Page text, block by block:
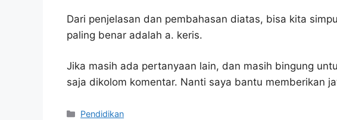
Dari penjelasan dan pembahasan diatas, bisa kita
paling benar adalah a. keris.
Jika masih ada pertanyaan lain, dan masih bingung
saja dikolom komentar. Nanti saya bantu memberikan
Kategori
Pendidikan